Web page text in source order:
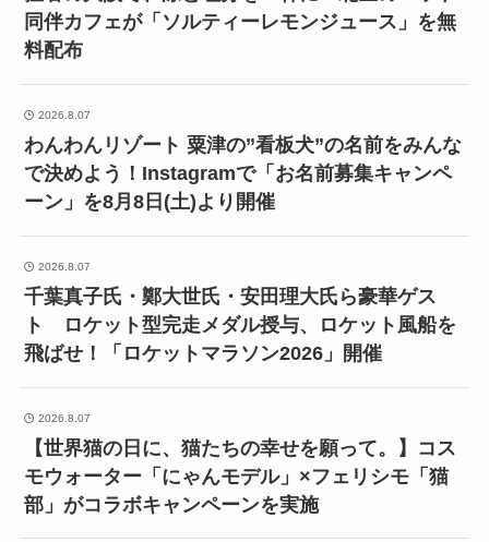
同伴カフェが「ソルティーレモンジュース」を無
料配布
2026.8.07
わんわんリゾート 粟津の”看板犬”の名前をみんな
で決めよう！Instagramで「お名前募集キャンペ
ーン」を8月8日(土)より開催
2026.8.07
千葉真子氏・鄭大世氏・安田理大氏ら豪華ゲス
ト ロケット型完走メダル授与、ロケット風船を
飛ばせ！「ロケットマラソン2026」開催
2026.8.07
【世界猫の日に、猫たちの幸せを願って。】コス
モウォーター「にゃんモデル」×フェリシモ「猫
部」がコラボキャンペーンを実施